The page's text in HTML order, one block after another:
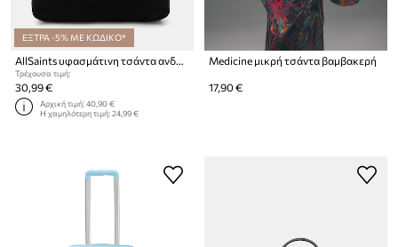
ΕΞΤΡΑ -5% ΜΕ ΚΩΔΙΚΟ*
AllSaints υφασμάτινη τσάντα ανδρική βαμβακερή
Τρέχουσα τιμή:
30,99 €
Αρχική τιμή:40,90 €
Η χαμηλότερη τιμή:24,99 €
Medicine μικρή τσάντα βαμβακερή
17,90 €